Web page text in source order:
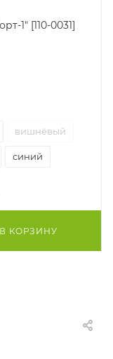
1" [110-0031]
В КОРЗИНУ
вишнёвый
синий